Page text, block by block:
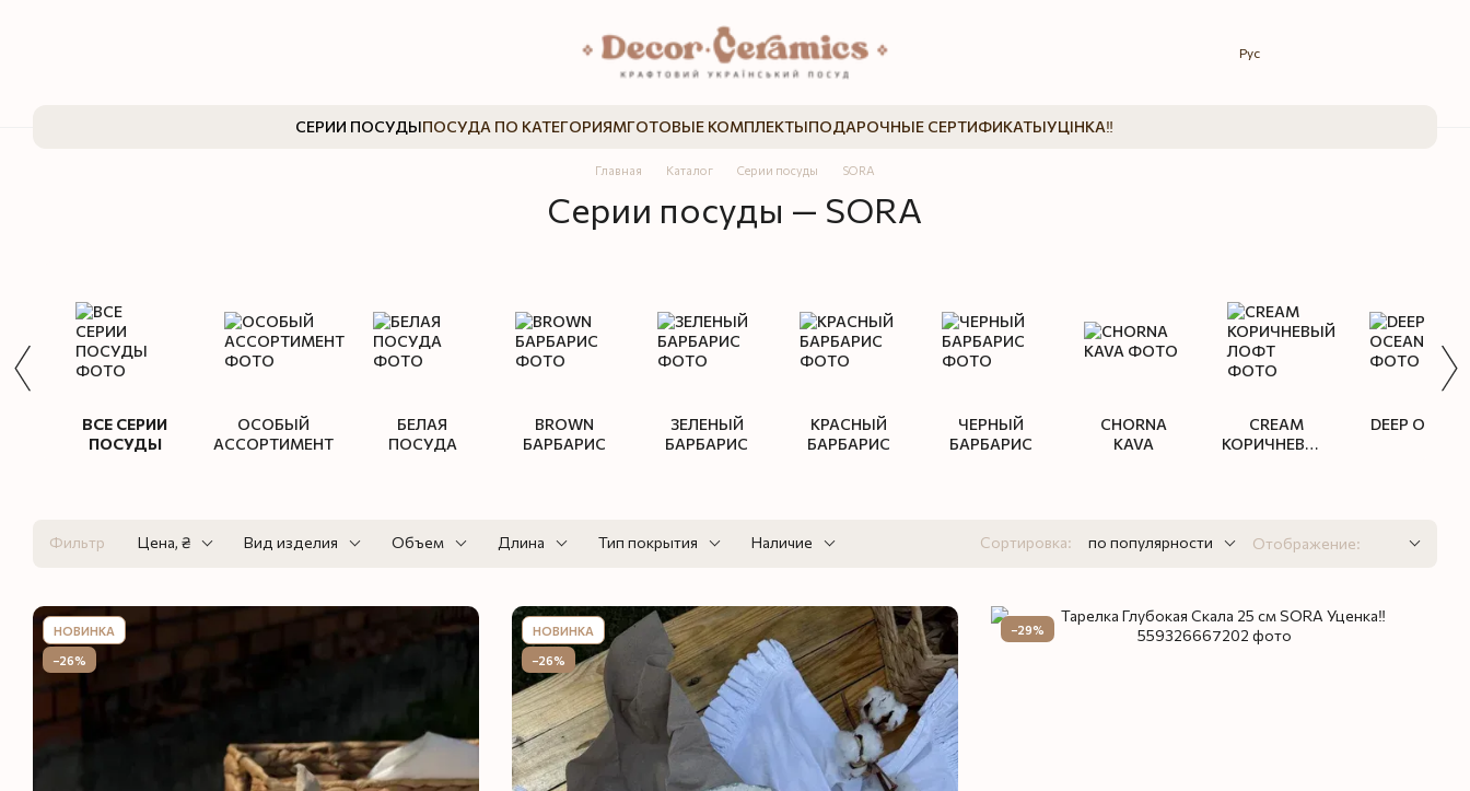
Рус
СЕРИИ ПОСУДЫПОСУДА ПО КАТЕГОРИЯМГОТОВЫЕ КОМПЛЕКТЫПОДАРОЧНЫЕ СЕРТИФИКАТЫУЦІНКА‼️
Главная Каталог Серии посуды SORA
Серии посуды — SORA
ВСЕ СЕРИИ
ПОСУДЫ
ОСОБЫЙ
АССОРТИМЕНТ
БЕЛАЯ
ПОСУДА
BROWN
БАРБАРИС
ЗЕЛЕНЫЙ
БАРБАРИС
КРАСНЫЙ
БАРБАРИС
ЧЕРНЫЙ
БАРБАРИС
CHORNA
KAVA
CREAM
КОРИЧНЕВЫЙ
DEEP OCEAN
Фильтр Цена, ₴ Вид изделия Объем Длина Тип покрытия Наличие Сортировка: по популярности Отображение:
НОВИНКА
−26%
НОВИНКА
−26%
−29%